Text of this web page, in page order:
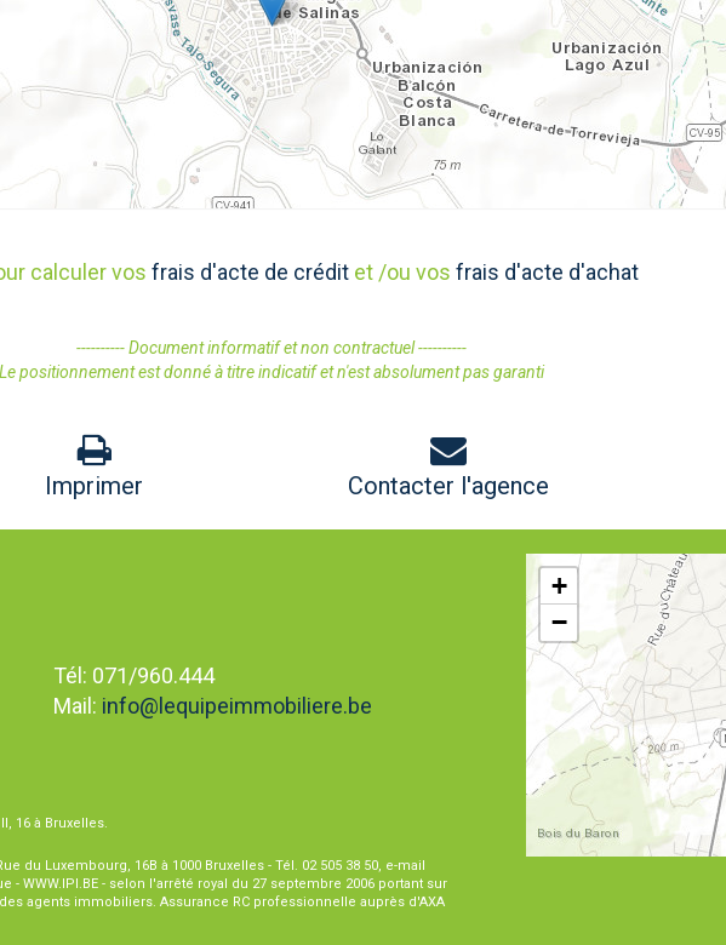
calculer vos frais d'acte de crédit et /ou vos frais d'acte d'achat
---------- Document informatif et non contractuel ----------
Le positionnement est donné à titre indicatif et n'est absolument pas garanti
Imprimer Contacter l'agence
Tél: 071/960.444
Mail: info@lequipeimmobiliere.be
16 à Bruxelles.
Luxembourg, 16B à 1000 Bruxelles - Tél. 02 505 38 50, e-mail
- WWW.IPI.BE - selon l'arrêté royal du 27 septembre 2006 portant sur
agents immobiliers. Assurance RC professionnelle auprès d'AXA
+
−